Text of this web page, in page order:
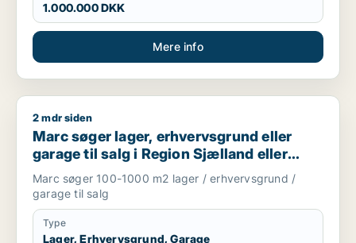
1.000.000 DKK
Mere info
Marc søger lager, erhvervsgrund eller garage til salg i
2 mdr siden
Marc søger lager, erhvervsgrund eller
garage til salg i Region Sjælland eller
Nordsjælland
Marc søger 100-1000 m2 lager / erhvervsgrund /
garage til salg
Type
Lager, Erhvervsgrund, Garage